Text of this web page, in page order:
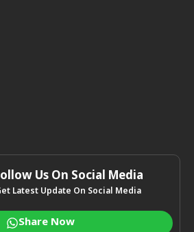
Us On Social Media
Latest Update On Social Media
Share Now